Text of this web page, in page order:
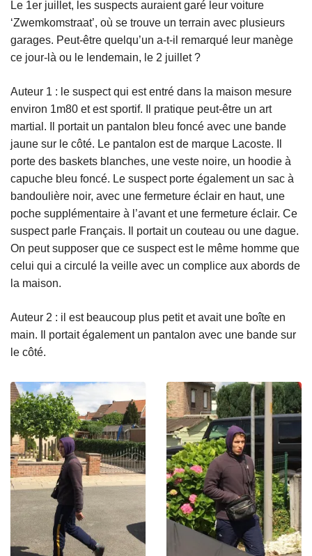
Le 1er juillet, les suspects auraient garé leur voiture
‘Zwemkomstraat’, où se trouve un terrain avec plusieurs
garages. Peut-être quelqu’un a-t-il remarqué leur manège
ce jour-là ou le lendemain, le 2 juillet ?
Auteur 1 : le suspect qui est entré dans la maison mesure
environ 1m80 et est sportif. Il pratique peut-être un art
martial. Il portait un pantalon bleu foncé avec une bande
jaune sur le côté. Le pantalon est de marque Lacoste. Il
porte des baskets blanches, une veste noire, un hoodie à
capuche bleu foncé. Le suspect porte également un sac à
bandoulière noir, avec une fermeture éclair en haut, une
poche supplémentaire à l’avant et une fermeture éclair. Ce
suspect parle Français. Il portait un couteau ou une dague.
On peut supposer que ce suspect est le même homme que
celui qui a circulé la veille avec un complice aux abords de
la maison.
Auteur 2 : il est beaucoup plus petit et avait une boîte en
main. Il portait également un pantalon avec une bande sur
le côté.